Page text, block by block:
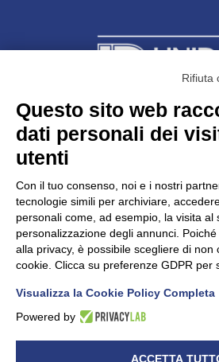
Unidata s.r.lcon
Largo dell’Artigianato, 1 -
C.F. 00481790145 -
PEC:
Cap. soc. euro
UNIDATA - Informativa privacy (per i
Rifiuta
Questo sito web
dati personali dei
utenti
Con il tuo consenso, noi e i nostri
tecnologie simili per archiviare,
personali come, ad esempio, la visita al
personalizzazione degli annunci.
alla privacy, è possibile scegliere di non
cookie. Clicca su preferenze GDPR per
Visualizza la Cookie Policy Completa
Powered by
ACCETTA